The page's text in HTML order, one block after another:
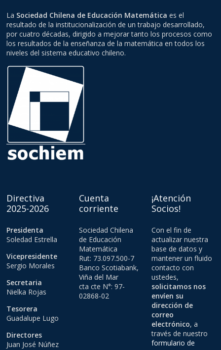
La Sociedad Chilena de Educación Matemática es el
resultado de la institucionalización de un trabajo desarrollado,
por cuatro décadas, dirigido a mejorar tanto los procesos como
los resultados de la enseñanza de la matemática en todos los
niveles del sistema educativo chileno.
Directiva
2025-2026
Presidenta
Soledad Estrella
Vicepresidente
Sergio Morales
Secretaria
Nielka Rojas
Tesorera
Guadalupe Lugo
Directores
Juan José Núñez
Cuenta
corriente
Sociedad Chilena
de Educación
Matemática
Rut: 73.097.500-7
Banco Scotiabank,
Viña del Mar
cta cte N°: 97-
02868-02
¡Atención
Socios!
Con el fin de
actualizar nuestra
base de datos y
mantener un fluido
contacto con
ustedes,
solicitamos nos
envíen su
dirección de
correo
electrónico, a
través de nuestro
formulario de